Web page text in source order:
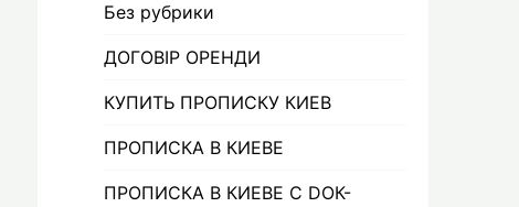
Без рубрики
ДОГОВІР ОРЕНДИ
КУПИТЬ ПРОПИСКУ КИЕВ
ПРОПИСКА В КИЕВЕ
ПРОПИСКА В КИЕВЕ С DOК-